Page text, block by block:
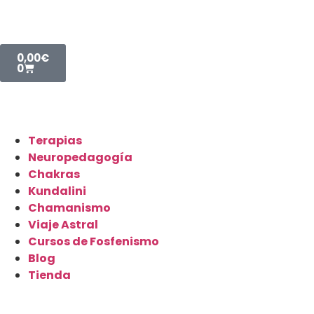
0,00€
0
Terapias
Neuropedagogía
Chakras
Kundalini
Chamanismo
Viaje Astral
Cursos de Fosfenismo
Blog
Tienda